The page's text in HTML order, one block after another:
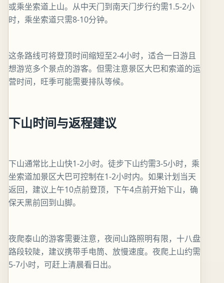
或乘坐索道上山。从中天门到南天门步行约需1.5-2小
时，乘坐索道只需8-10分钟。
这条路线可将登顶时间缩短至2-4小时，适合一日游且
想游览多个景点的游客。但需注意景区大巴和索道的运
营时间，旺季可能需要排队等候。
下山时间与返程建议
下山通常比上山快1-2小时。徒步下山约需3-5小时，乘
坐索道加景区大巴可控制在1-2小时内。如果计划当天
返回，建议上午10点前登顶，下午4点前开始下山，确
保天黑前回到山脚。
夜爬泰山的游客需要注意，夜间山路照明有限，十八盘
路段较陡，建议携带手电筒、放慢速度。夜爬上山约需
5-7小时，可赶上清晨看日出。